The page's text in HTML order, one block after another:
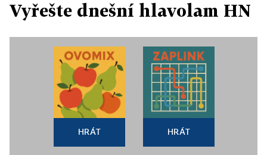
Vyřešte dnešní hlavolam HN
HRÁT HRÁT